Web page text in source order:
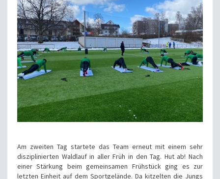
Am zweiten Tag startete das Team erneut mit einem sehr
disziplinierten Waldlauf in aller Früh in den Tag. Hut ab! Nach
einer Stärkung beim gemeinsamen Frühstück ging es zur
letzten Einheit auf dem Sportgelände. Da kitzelten die Jungs